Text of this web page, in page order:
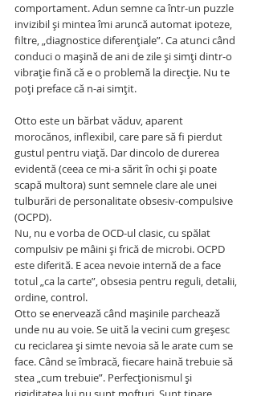
comportament. Adun semne ca într-un puzzle
invizibil și mintea îmi aruncă automat ipoteze,
filtre, „diagnostice diferențiale”. Ca atunci când
conduci o mașină de ani de zile și simți dintr-o
vibrație fină că e o problemă la direcție. Nu te
poți preface că n-ai simțit.
Otto este un bărbat văduv, aparent
morocănos, inflexibil, care pare să fi pierdut
gustul pentru viață. Dar dincolo de durerea
evidentă (ceea ce mi-a sărit în ochi și poate
scapă multora) sunt semnele clare ale unei
tulburări de personalitate obsesiv-compulsive
(OCPD).
Nu, nu e vorba de OCD-ul clasic, cu spălat
compulsiv pe mâini și frică de microbi. OCPD
este diferită. E acea nevoie internă de a face
totul „ca la carte”, obsesia pentru reguli, detalii,
ordine, control.
Otto se enervează când mașinile parchează
unde nu au voie. Se uită la vecini cum greșesc
cu reciclarea și simte nevoia să le arate cum se
face. Când se îmbracă, fiecare haină trebuie să
stea „cum trebuie”. Perfecționismul și